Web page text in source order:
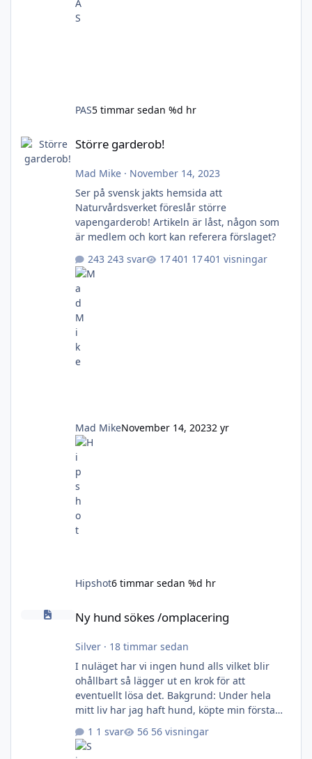
PAS5 timmar sedan %d hr
Större garderob!
Större garderob!
Mad Mike· November 14, 2023
Ser på svensk jakts hemsida att
Naturvårdsverket föreslår större
vapengarderob! Artikeln är låst, någon som
är medlem och kort kan referera förslaget?
243 svar
17 401 visningar
Mad MikeNovember 14, 20232 yr
Hipshot6 timmar sedan %d hr
Ny hund sökes /omplacering
Ny hund sökes /omplacering
Silver· 18 timmar sedan
I nuläget har vi ingen hund alls vilket blir
ohållbart så lägger ut en krok för att
eventuellt lösa det. Bakgrund: Under hela
mitt liv har jag haft hund, köpte min första
egna när jag var 10 år för pengar som jag
gnidit ihop på något vis utan veckopeng.
Sedan dess har det rullat på med glädje och
1 svar 56 visningar